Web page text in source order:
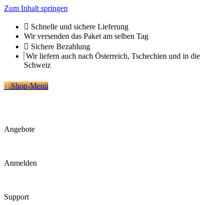
Zum Inhalt springen
Schnelle und sichere Lieferung
Wir versenden das Paket am selben Tag
Sichere Bezahlung
Wir liefern auch nach Österreich, Tschechien und in die
Schweiz
Shop-Menü
Angebote
Anmelden
Support